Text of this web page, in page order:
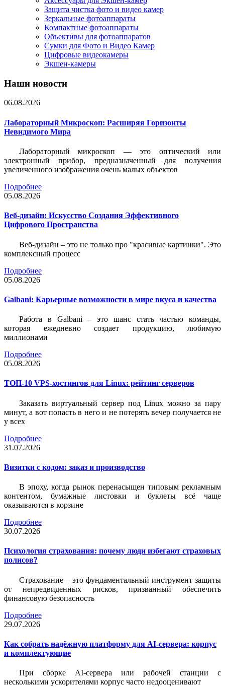
Защита чистка фото и видео камер
Зеркальные фотоаппараты
Компактные фотоаппараты
Объективы для фотоаппаратов
Сумки для Фото и Видео Камер
Цифровые видеокамеры
Экшен-камеры
Наши новости
06.08.2026
Лабораторный Микроскоп: Расширяя Горизонты
Невидимого Мира
Лабораторный микроскоп — это оптический или
электронный прибор, предназначенный для получения
увеличенного изображения очень малых объектов
Подробнее
05.08.2026
Веб-дизайн: Искусство Создания Эффективного
Цифрового Пространства
Веб-дизайн – это не только про "красивые картинки". Это
комплексный процесс
Подробнее
05.08.2026
Galbani: Карьерные возможности в мире вкуса и качества
Работа в Galbani – это шанс стать частью команды,
которая ежедневно создает продукцию, любимую
миллионами
Подробнее
05.08.2026
ТОП-10 VPS-хостингов для Linux: рейтинг серверов
Заказать виртуальный сервер под Linux можно за пару
минут, а вот попасть в него и не потерять вечер получается не
у всех
Подробнее
31.07.2026
Визитки c кодом: заказ и производство
В эпоху, когда рынок перенасыщен типовым рекламным
контентом, бумажные листовки и буклеты всё чаще
оказываются в корзине
Подробнее
30.07.2026
Психология страхования: почему люди избегают страховых
полисов?
Страхование – это фундаментальный инструмент защиты
от непредвиденных рисков, призванный обеспечить
финансовую безопасность
Подробнее
29.07.2026
Как собрать надёжную платформу для AI-сервера: корпус
и комплектующие
При сборке AI-сервера или рабочей станции с
несколькими ускорителями корпус часто недооценивают